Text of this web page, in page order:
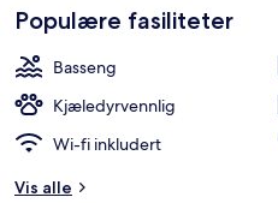
Populære fasiliteter
Basseng
Kjæledyrvennlig
Wi-fi inkludert
Vis alle